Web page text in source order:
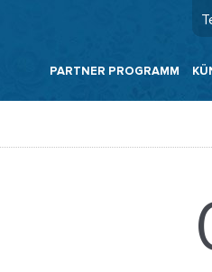
PARTNER PROGRAMM